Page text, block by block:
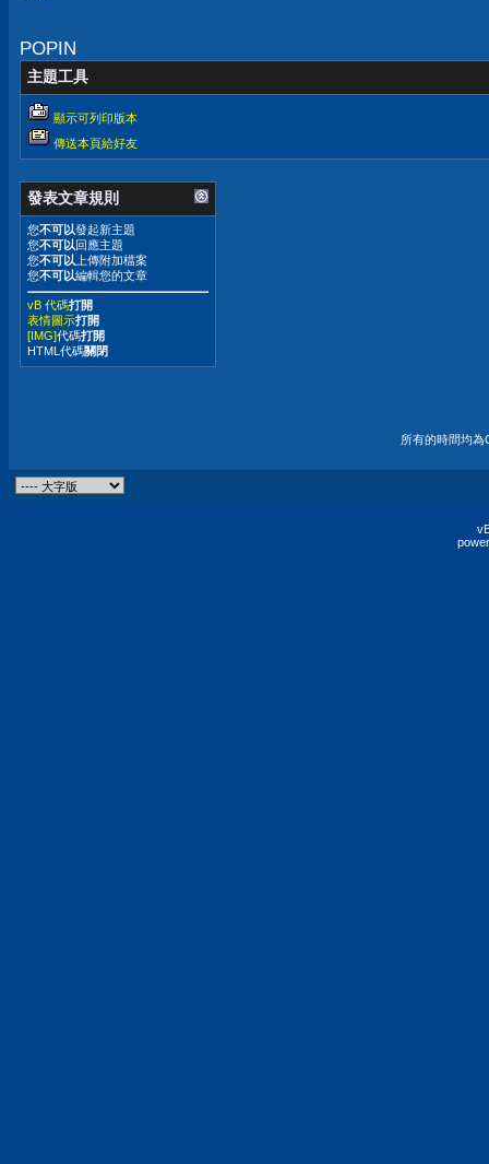
POPIN
主題工具
顯示可列印版本
傳送本頁給好友
發表文章規則
您不可以發起新主題
您不可以 回應主題
您不可以 上傳附加檔案
您不可以編輯您的文章
vB 代碼打開
表情圖示打開
[IMG]代碼打開
HTML代碼關閉
所有的時間均為